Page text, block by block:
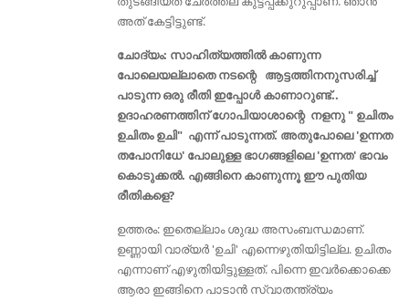
അത് കേട്ടിട്ടുണ്ട്.
ചോദ്യം: സാഹിത്യത്തില്‍ കാണുന്ന
പോലെയല്ലാതെ നടന്റെ ആട്ടത്തിനനുസരിച്ച്
പാടുന്ന ഒരു രീതി ഇപ്പോൾ കാണാറുണ്ട്‌..
ഉദാഹരണത്തിന് ഗോപിയാശാന്റെ നളനു " ഉചിതം
ഉചിതം ഉചി" എന്ന് പാടുന്നത്. അതുപോലെ 'ഉന്നത
തപോനിധേ' പോലുള്ള ഭാഗങ്ങളിലെ 'ഉന്നത' ഭാവം
കൊടുക്കൽ. എങ്ങിനെ കാണുന്നൂ ഈ പുതിയ
രീതികളെ?
ഉത്തരം: ഇതെല്ലാം ശുദ്ധ അസംബന്ധമാണ്.
ഉണ്ണായി വാര്യര്‍ 'ഉചി' എന്നെഴുതിയിട്ടില്ല. ഉചിതം
എന്നാണ് എഴുതിയിട്ടുള്ളത്. പിന്നെ ഇവര്‍ക്കൊക്കെ
ആരാ ഇങ്ങിനെ പാടാന്‍ സ്വാതന്ത്ര്യം